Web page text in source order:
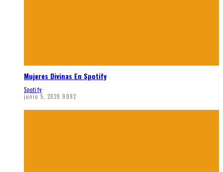
Mujeres Divinas En Spotify
Spotify
junio 5, 2020 9092